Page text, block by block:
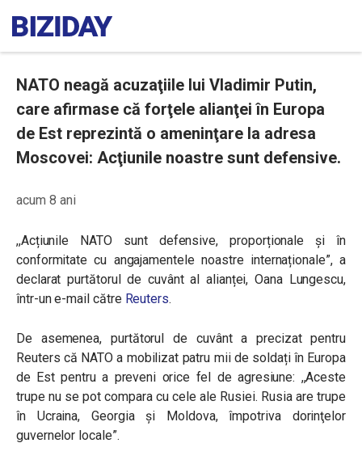
NATO neagă acuzaţiile lui Vladimir Putin,
care afirmase că forţele alianţei în Europa
de Est reprezintă o ameninţare la adresa
Moscovei: Acţiunile noastre sunt defensive.
acum 8 ani
,,Acțiunile NATO sunt defensive, proporționale și în
conformitate cu angajamentele noastre internaționale”, a
declarat purtătorul de cuvânt al alianței, Oana Lungescu,
într-un e-mail către Reuters.
De asemenea, purtătorul de cuvânt a precizat pentru
Reuters că NATO a mobilizat patru mii de soldați în Europa
de Est pentru a preveni orice fel de agresiune: ,,Aceste
trupe nu se pot compara cu cele ale Rusiei. Rusia are trupe
în Ucraina, Georgia şi Moldova, împotriva dorinţelor
guvernelor locale”.